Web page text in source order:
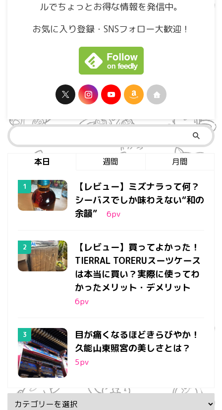
ルでちょっとお得な情報を発信中。
お気に入り登録・SNSフォロー大歓迎！
本日 週間 月間
【レビュー】ミズナラって何？
シーバスでしか味わえない“和の
余韻”
6pv
【レビュー】買ってよかった！
TIERRAL TORERUスーツケース
は本当に買い？実際に使ってわ
かったメリット・デメリット
6pv
目が痛くなるほどきらびやか！
久能山東照宮の美しさとは？
5pv